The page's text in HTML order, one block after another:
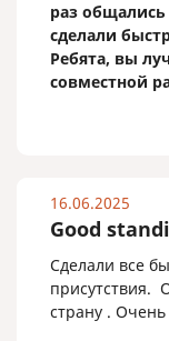
раз общались
сделали
Ребята, вы
совместной
16.06.2025
Good
Сделали все
присутствия.
страну .